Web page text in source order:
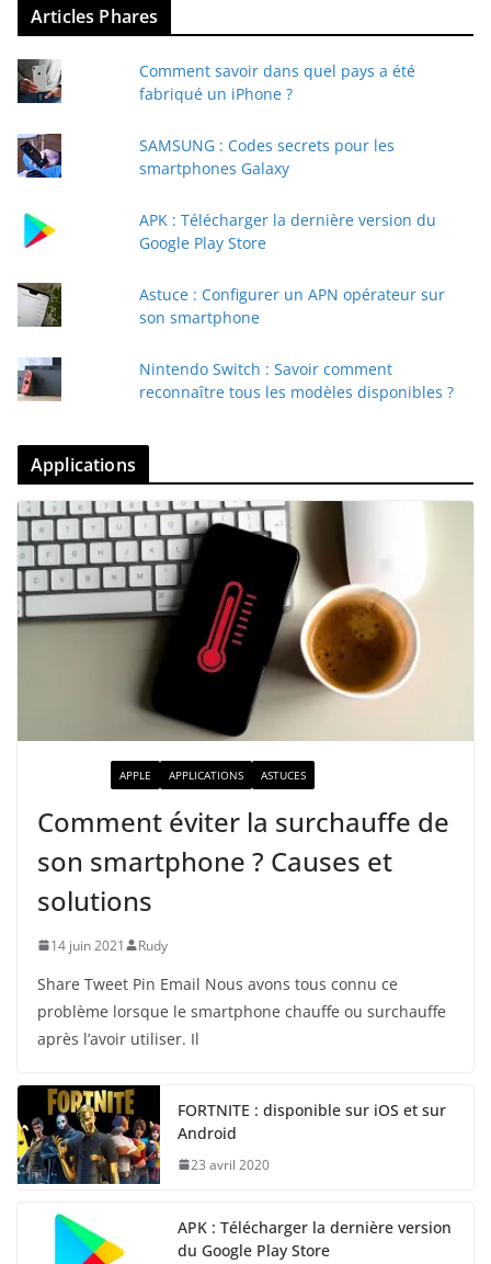
Articles Phares
Comment savoir dans quel pays a été
fabriqué un iPhone ?
SAMSUNG : Codes secrets pour les
smartphones Galaxy
APK : Télécharger la dernière version du
Google Play Store
Astuce : Configurer un APN opérateur sur
son smartphone
Nintendo Switch : Savoir comment
reconnaître tous les modèles disponibles ?
Applications
APPLE APPLICATIONS ASTUCES
Comment éviter la surchauffe de
son smartphone ? Causes et
solutions
14 juin 2021 Rudy
Share Tweet Pin Email Nous avons tous connu ce
problème lorsque le smartphone chauffe ou surchauffe
après l’avoir utiliser. Il
FORTNITE : disponible sur iOS et sur
Android
23 avril 2020
APK : Télécharger la dernière version
du Google Play Store